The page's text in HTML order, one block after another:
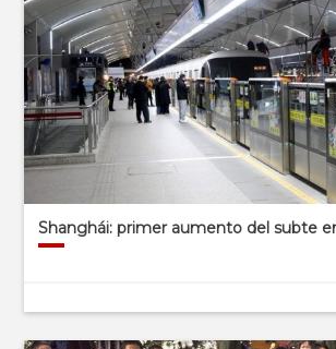
Shanghái: primer aumento del subte